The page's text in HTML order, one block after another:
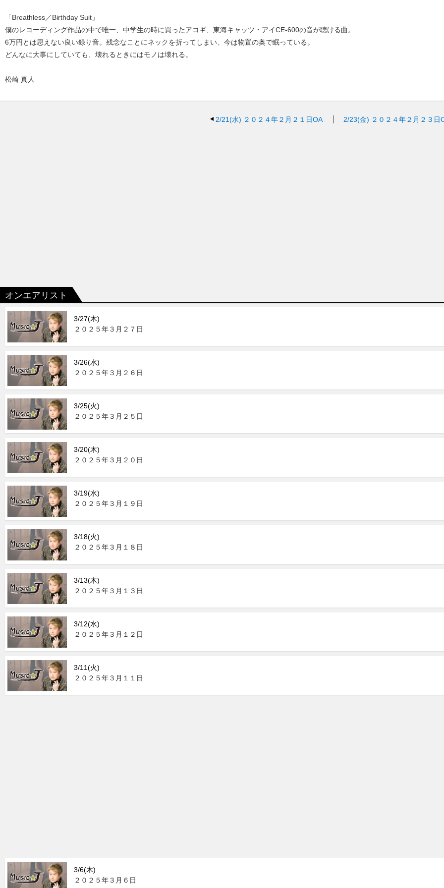
「Breathless／Birthday Suit」
僕のレコーディング作品の中で唯一、中学生の時に買ったアコギ、東海キャッツ・アイCE-600の音が聴ける曲。
6万円とは思えない良い録り音。残念なことにネックを折ってしまい、今は物置の奥で眠っている。
どんなに大事にしていても、壊れるときにはモノは壊れる。
松崎 真人
2/21(水) ２０２４年２月２１日OA 2/23(金) ２０２４年２月２３日
オンエアリスト
3/27(木)
２０２５年３月２７日
3/26(水)
２０２５年３月２６日
3/25(火)
２０２５年３月２５日
3/20(木)
２０２５年３月２０日
3/19(水)
２０２５年３月１９日
3/18(火)
２０２５年３月１８日
3/13(木)
２０２５年３月１３日
3/12(水)
２０２５年３月１２日
3/11(火)
２０２５年３月１１日
3/6(木)
２０２５年３月６日